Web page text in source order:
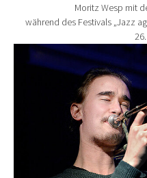
Moritz Wesp mit
während des Festivals „Jazz
Show larger version for: